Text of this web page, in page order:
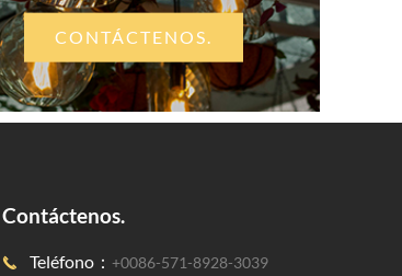
CONTÁCTENOS.
Contáctenos.
 Teléfono： +0086-571-8928-3039